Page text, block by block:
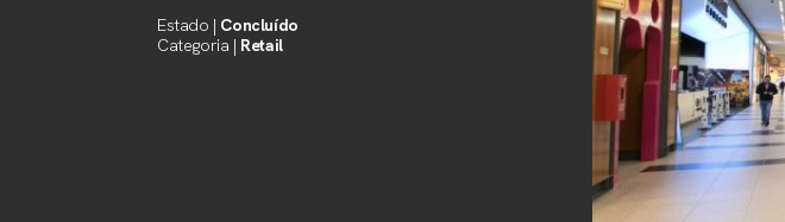
Estado | Concluído
Categoria | Retail